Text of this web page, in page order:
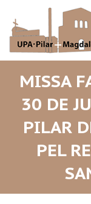
MISSA
30 DE
PILAR
PEL